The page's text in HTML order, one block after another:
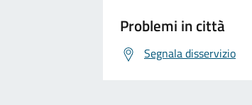
Problemi in città
Segnala disservizio